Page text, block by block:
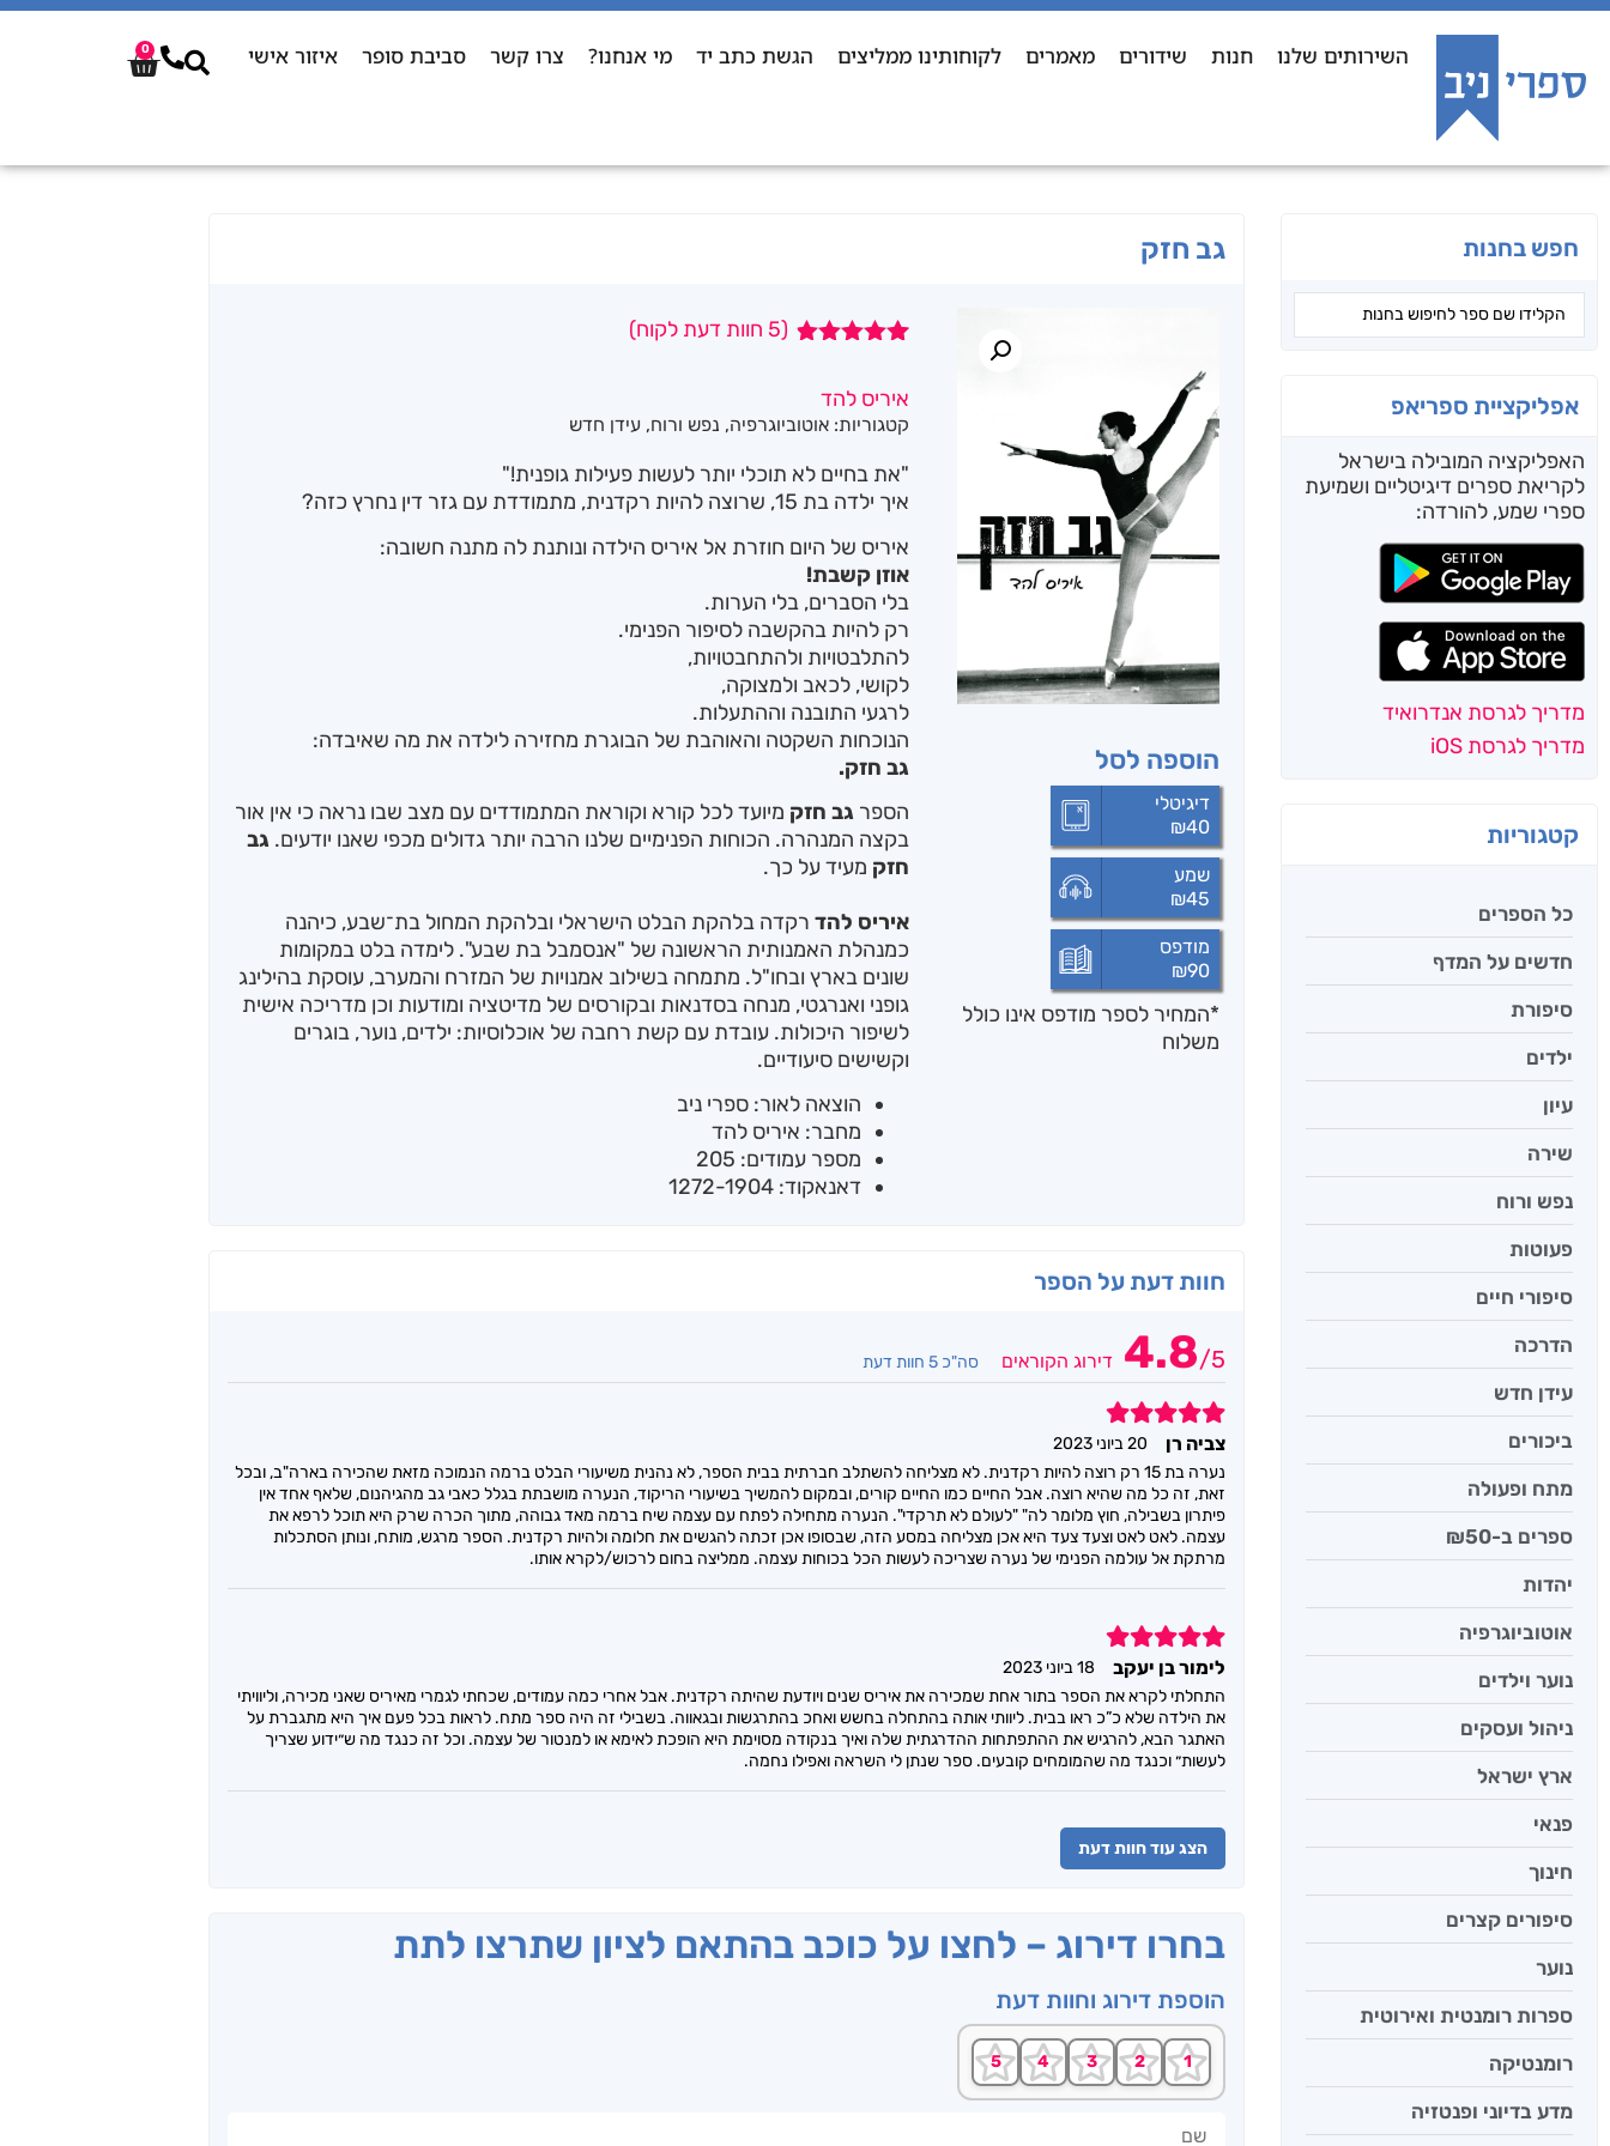
השירותים שלנו חנות שידורים מאמרים לקוחותינו ממליצים הגשת כתב יד מי אנחנו? צרו קשר סביבת סופר איזור אישי 0
חפש בחנות
אפליקציית ספריאפ
האפליקציה המובילה בישראל
לקריאת ספרים דיגיטליים ושמיעת
ספרי שמע, להורדה:
מדריך לגרסת אנדרואיד
מדריך לגרסת iOS
קטגוריות
כל הספרים
חדשים על המדף
סיפורת
ילדים
עיון
שירה
נפש ורוח
פעוטות
סיפורי חיים
הדרכה
עידן חדש
ביכורים
מתח ופעולה
ספרים ב-₪50
יהדות
אוטוביוגרפיה
נוער וילדים
ניהול ועסקים
ארץ ישראל
פנאי
חינוך
סיפורים קצרים
נוער
ספרות רומנטית ואירוטית
רומנטיקה
מדע בדיוני ופנטזיה
גב חזק
הוספה לסל
דיגיטלי
₪40
שמע
₪45
מודפס
₪90
*המחיר לספר מודפס אינו כולל
משלוח
5 מבוסס על
דירוגים של
(
5 חוות דעת לקוח)
איריס להד
קטגוריות: אוטוביוגרפיה, נפש ורוח, עידן חדש
"את בחיים לא תוכלי יותר לעשות פעילות גופנית!"
איך ילדה בת 15, שרוצה להיות רקדנית, מתמודדת עם גזר דין נחרץ כזה?
איריס של היום חוזרת אל איריס הילדה ונותנת לה מתנה חשובה:
אוזן קשבת!
בלי הסברים, בלי הערות.
רק להיות בהקשבה לסיפור הפנימי.
להתלבטויות ולהתחבטויות,
לקושי, לכאב ולמצוקה,
לרגעי התובנה וההתעלות.
הנוכחות השקטה והאוהבת של הבוגרת מחזירה לילדה את מה שאיבדה:
גב חזק.
הספר גב חזק מיועד לכל קורא וקוראת המתמודדים עם מצב שבו נראה כי אין אור
בקצה המנהרה. הכוחות הפנימיים שלנו הרבה יותר גדולים מכפי שאנו יודעים. גב
חזק מעיד על כך.
איריס להדרקדה בלהקת הבלט הישראלי ובלהקת המחול בת־שבע, כיהנה
כמנהלת האמנותית הראשונה של "אנסמבל בת שבע". לימדה בלט במקומות
שונים בארץ ובחו"ל. מתמחה בשילוב אמנויות של המזרח והמערב, עוסקת בהילינג
גופני ואנרגטי, מנחה בסדנאות ובקורסים של מדיטציה ומודעות וכן מדריכה אישית
לשיפור היכולות. עובדת עם קשת רחבה של אוכלוסיות: ילדים, נוער, בוגרים
וקשישים סיעודיים.
הוצאה לאור: ספרי ניב
מחבר: איריס להד
מספר עמודים: 205
דאנאקוד: 1272-1904
חוות דעת על הספר
4.8/5 דירוג הקוראים סה"כ 5 חוות דעת
5
צביה רן
20 ביוני 2023
נערה בת 15 רק רוצה להיות רקדנית. לא מצליחה להשתלב חברתית בבית הספר, לא נהנית משיעורי הבלט ברמה הנמוכה מזאת שהכירה בארה"ב, ובכל
זאת, זה כל מה שהיא רוצה. אבל החיים כמו החיים קורים, ובמקום להמשיך בשיעורי הריקוד, הנערה מושבתת בגלל כאבי גב מהגיהנום, שלאף אחד אין
פיתרון בשבילה, חוץ מלומר לה" "לעולם לא תרקדי". הנערה מתחילה לפתח עם עצמה שיח ברמה מאד גבוהה, מתוך הכרה שרק היא תוכל לרפא את
עצמה. לאט לאט וצעד צעד היא אכן מצליחה במסע הזה, שבסופו אכן זכתה להגשים את חלומה ולהיות רקדנית. הספר מרגש, מותח, ונותן הסתכלות
מרתקת אל עולמה הפנימי של נערה שצריכה לעשות הכל בכוחות עצמה. ממליצה בחום לרכוש/לקרא אותו.
5
לימור בן יעקב
18 ביוני 2023
התחלתי לקרא את הספר בתור אחת שמכירה את איריס שנים ויודעת שהיתה רקדנית. אבל אחרי כמה עמודים, שכחתי לגמרי מאיריס שאני מכירה, וליוויתי
את הילדה שלא כ”כ ראו בבית. ליוותי אותה בהתחלה בחשש ואחכ בהתרגשות ובגאווה. בשבילי זה היה ספר מתח. לראות בכל פעם איך היא מתגברת על
האתגר הבא, להרגיש את ההתפתחות ההדרגתית שלה ואיך בנקודה מסוימת היא הופכת לאימא או למנטור של עצמה. וכל זה כנגד מה ש״ידוע שצריך
לעשות״ וכנגד מה שהמומחים קובעים. ספר שנתן לי השראה ואפילו נחמה.
הצג עוד חוות דעת
בחרו דירוג – לחצו על כוכב בהתאם לציון שתרצו לתת
הוספת דירוג וחוות דעת